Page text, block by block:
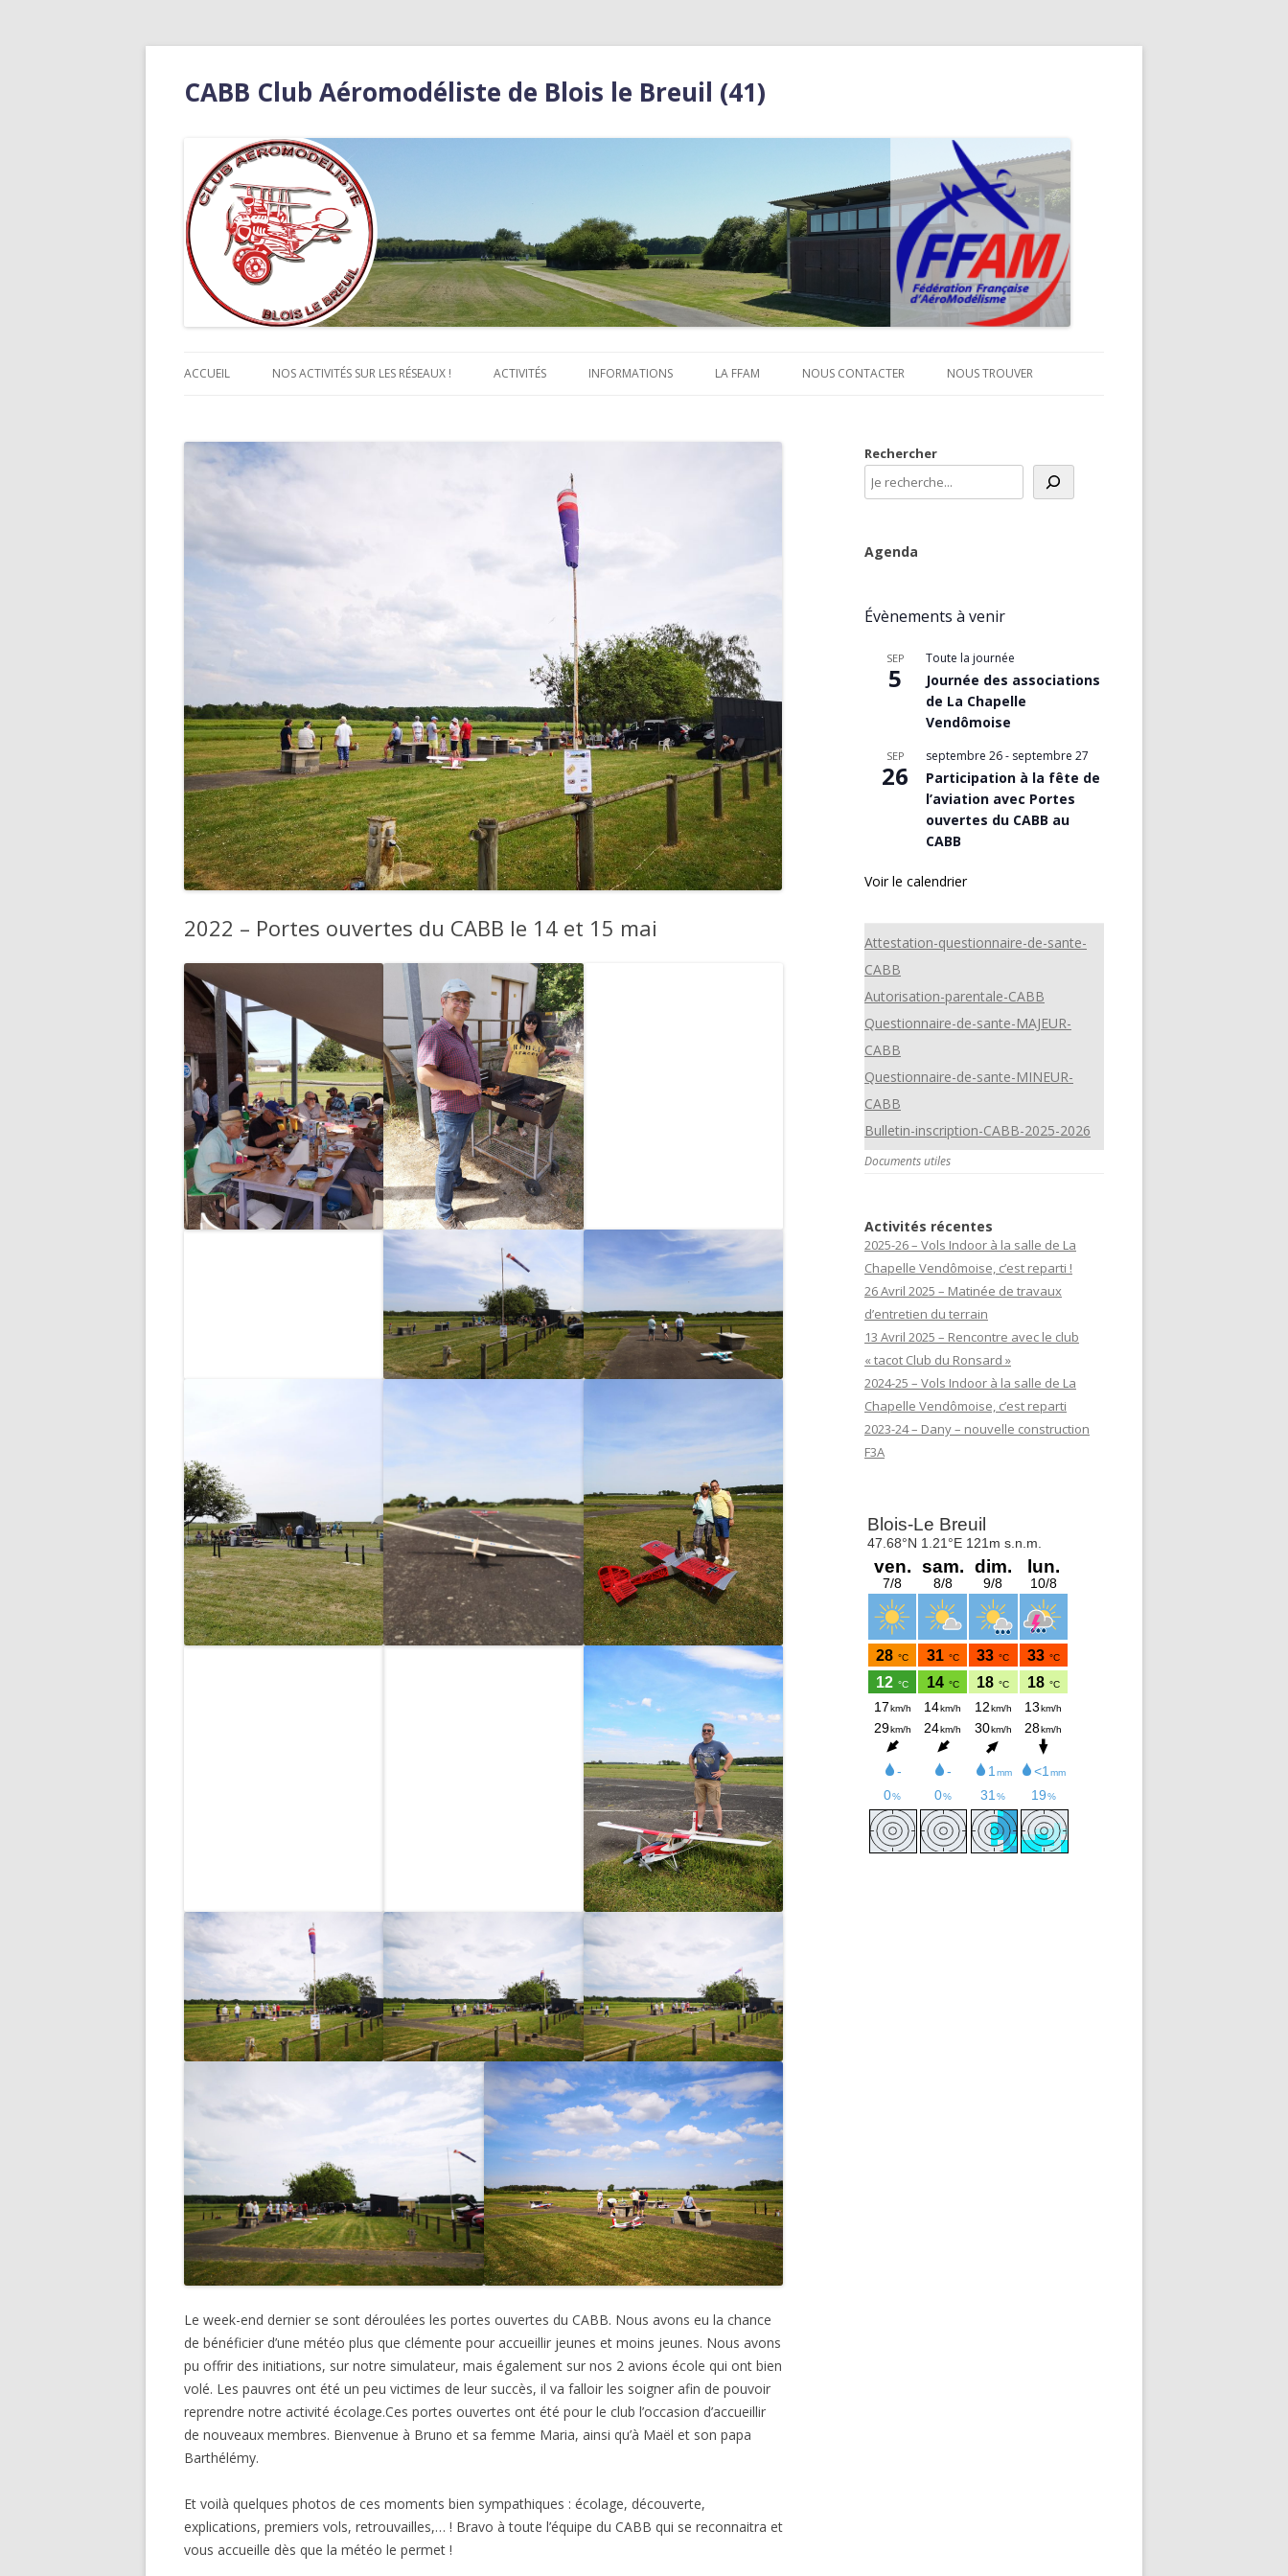
CABB Club Aéromodéliste de Blois le Breuil (41)
au
ACCUEIL NOS ACTIVITÉS SUR LES RÉSEAUX ! ACTIVITÉS INFORMATIONS LA FFAM NOUS CONTACTER NOUS TROUVER
2022 – Portes ouvertes du CABB le 14 et 15 mai
Le week-end dernier se sont déroulées les portes ouvertes du CABB. Nous avons eu la chance
de bénéficier d’une météo plus que clémente pour accueillir jeunes et moins jeunes. Nous avons
pu offrir des initiations, sur notre simulateur, mais également sur nos 2 avions école qui ont bien
volé. Les pauvres ont été un peu victimes de leur succès, il va falloir les soigner afin de pouvoir
reprendre notre activité écolage.Ces portes ouvertes ont été pour le club l’occasion d’accueillir
de nouveaux membres. Bienvenue à Bruno et sa femme Maria, ainsi qu’à Maël et son papa
Barthélémy.
Et voilà quelques photos de ces moments bien sympathiques : écolage, découverte,
explications, premiers vols, retrouvailles,… ! Bravo à toute l’équipe du CABB qui se reconnaitra et
vous accueille dès que la météo le permet !
Rechercher
Agenda
Évènements à venir
SEP
5
Toute la journée
Journée des associations
de La Chapelle
Vendômoise
SEP
26
septembre 26- septembre 27
Participation à la fête de
l’aviation avec Portes
ouvertes du CABB au
CABB
Voir le calendrier
Attestation-questionnaire-de-sante-
CABB
Autorisation-parentale-CABB
Questionnaire-de-sante-MAJEUR-
CABB
Questionnaire-de-sante-MINEUR-
CABB
Bulletin-inscription-CABB-2025-2026
Documents utiles
Activités récentes
2025-26 – Vols Indoor à la salle de La
Chapelle Vendômoise, c’est reparti !
26 Avril 2025 – Matinée de travaux
d’entretien du terrain
13 Avril 2025 – Rencontre avec le club
« tacot Club du Ronsard »
2024-25 – Vols Indoor à la salle de La
Chapelle Vendômoise, c’est reparti
2023-24 – Dany – nouvelle construction
F3A